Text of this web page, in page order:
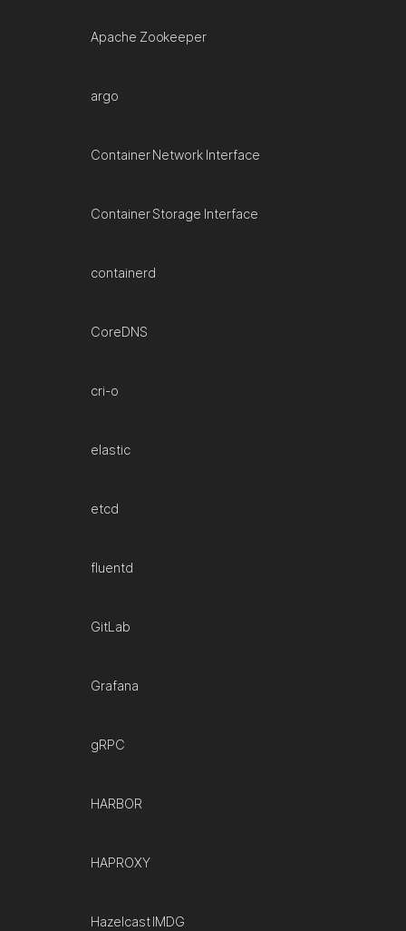
Apache Zookeeper
argo
Container Network Interface
Container Storage Interface
containerd
CoreDNS
cri-o
elastic
etcd
fluentd
GitLab
Grafana
gRPC
HARBOR
HAPROXY
Hazelcast IMDG